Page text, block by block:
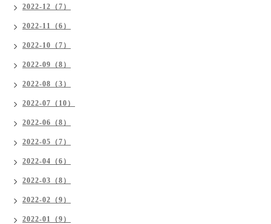
2022-12（7）
2022-11（6）
2022-10（7）
2022-09（8）
2022-08（3）
2022-07（10）
2022-06（8）
2022-05（7）
2022-04（6）
2022-03（8）
2022-02（9）
2022-01（9）